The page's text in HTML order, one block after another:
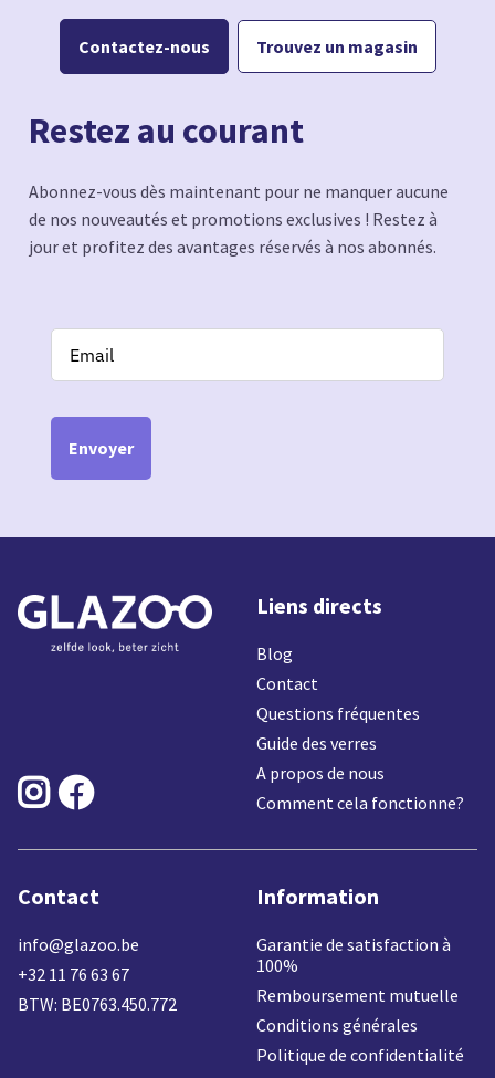
Contactez-nous Trouvez un magasin
Restez au courant
Abonnez-vous dès maintenant pour ne manquer aucune
de nos nouveautés et promotions exclusives ! Restez à
jour et profitez des avantages réservés à nos abonnés.
Envoyer
 
Liens directs
Blog
Contact
Questions fréquentes
Guide des verres
A propos de nous
Comment cela fonctionne?
Contact
info@glazoo.be
+32 11 76 63 67
BTW: BE0763.450.772
Information
Garantie de satisfaction à
100%
Remboursement mutuelle
Conditions générales
Politique de confidentialité